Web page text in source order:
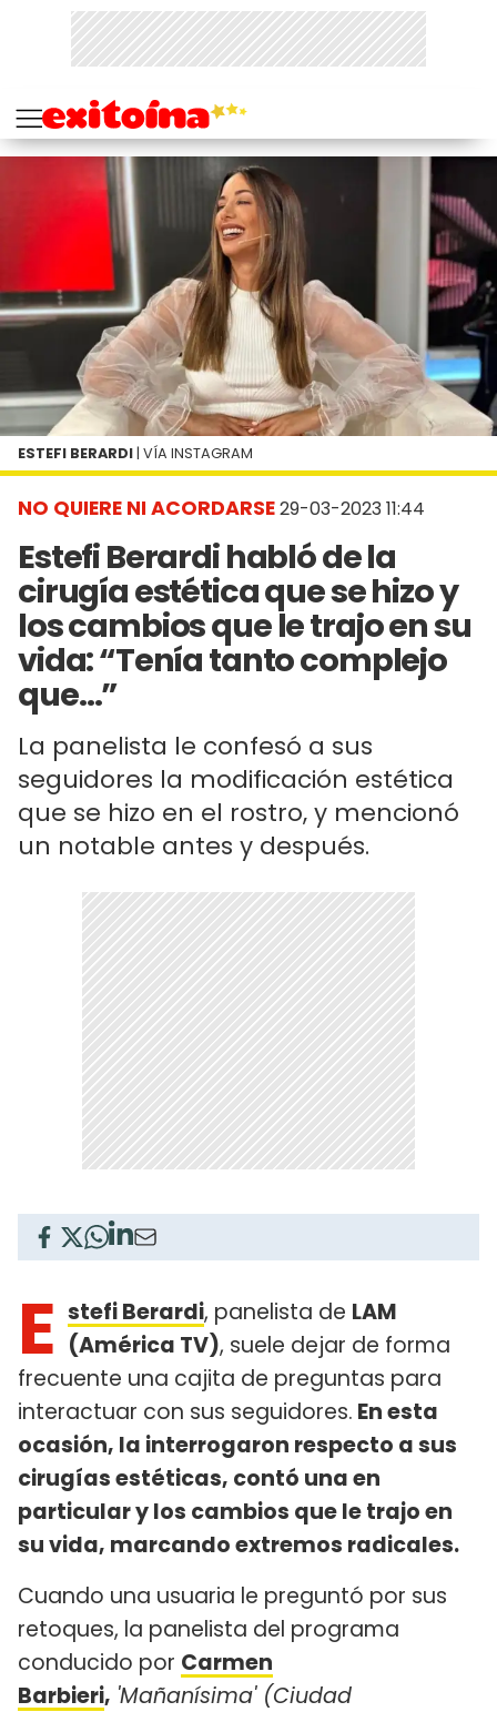
NO QUIERE NI ACORDARSE29-03-2023 11:44
Estefi Berardi habló de la
cirugía estética que se hizo y
los cambios que le trajo en su
vida: “Tenía tanto complejo
que…”
La panelista le confesó a sus
seguidores la modificación estética
que se hizo en el rostro, y mencionó
un notable antes y después.
ESTEFI BERARDI | VÍA INSTAGRAM
E stefi Berardi, panelista de LAM
(América TV), suele dejar de forma
frecuente una cajita de preguntas para
interactuar con sus seguidores. En esta
ocasión, la interrogaron respecto a sus
cirugías estéticas, contó una en
particular y los cambios que le trajo en
su vida, marcando extremos radicales.
Cuando una usuaria le preguntó por sus
retoques, la panelista del programa
conducido por Carmen
Barbieri, 'Mañanísima' (Ciudad